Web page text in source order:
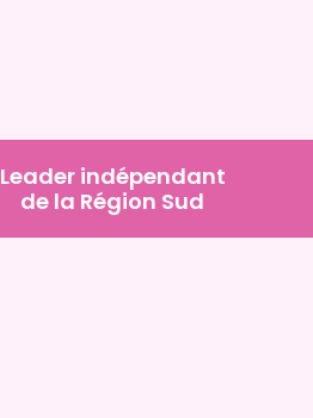
Leader indépendant
de la Région Sud